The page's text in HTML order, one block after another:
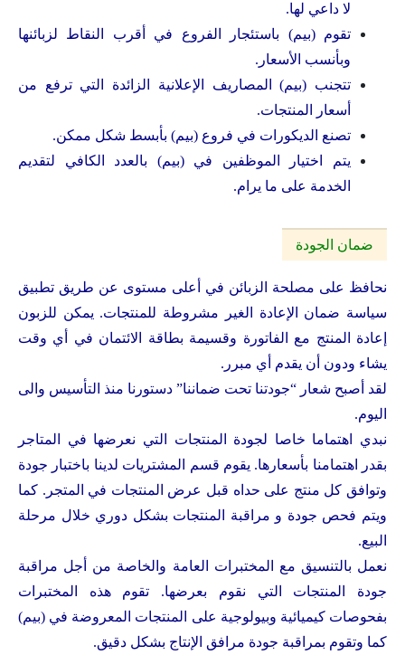
لا داعي لها.
تقوم (بيم) باستئجار الفروع في أقرب النقاط لزبائنها
وبأنسب الأسعار.
تتجنب (بيم) المصاريف الإعلانية الزائدة التي ترفع من
أسعار المنتجات.
تصنع الديكورات في فروع (بيم) بأبسط شكل ممكن.
يتم اختيار الموظفين في (بيم) بالعدد الكافي لتقديم
الخدمة على ما يرام.
ضمان الجودة
نحافظ على مصلحة الزبائن في أعلى مستوى عن طريق تطبيق
سياسة ضمان الإعادة الغير مشروطة للمنتجات. يمكن للزبون
إعادة المنتج مع الفاتورة وقسيمة بطاقة الائتمان في أي وقت
يشاء ودون أن يقدم أي مبرر.
لقد أصبح شعار “جودتنا تحت ضماننا” دستورنا منذ التأسيس والى
اليوم.
نبدي اهتماما خاصا لجودة المنتجات التي نعرضها في المتاجر
بقدر اهتمامنا بأسعارها. يقوم قسم المشتريات لدينا باختبار جودة
وتوافق كل منتج على حداه قبل عرض المنتجات في المتجر. كما
ويتم فحص جودة و مراقبة المنتجات بشكل دوري خلال مرحلة
البيع.
نعمل بالتنسيق مع المختبرات العامة والخاصة من أجل مراقبة
جودة المنتجات التي نقوم بعرضها. تقوم هذه المختبرات
بفحوصات كيميائية وبيولوجية على المنتجات المعروضة في (بيم)
كما وتقوم بمراقبة جودة مرافق الإنتاج بشكل دقيق.